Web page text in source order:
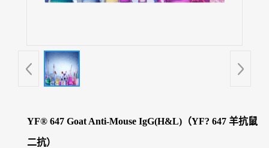
YF® 647 Goat Anti-Mouse IgG(H&L)（YF? 647 羊抗鼠
二抗）